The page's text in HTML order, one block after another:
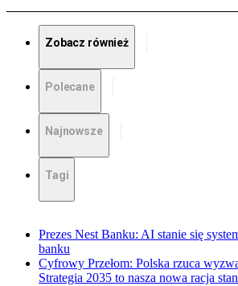
Zobacz również
Polecane
Najnowsze
Tagi
Prezes Nest Banku: AI stanie się
banku
Cyfrowy Przełom: Polska rzuca
Strategia 2035 to nasza nowa racja